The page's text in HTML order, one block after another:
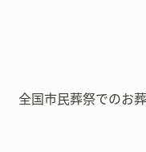
全国市民葬祭でのお